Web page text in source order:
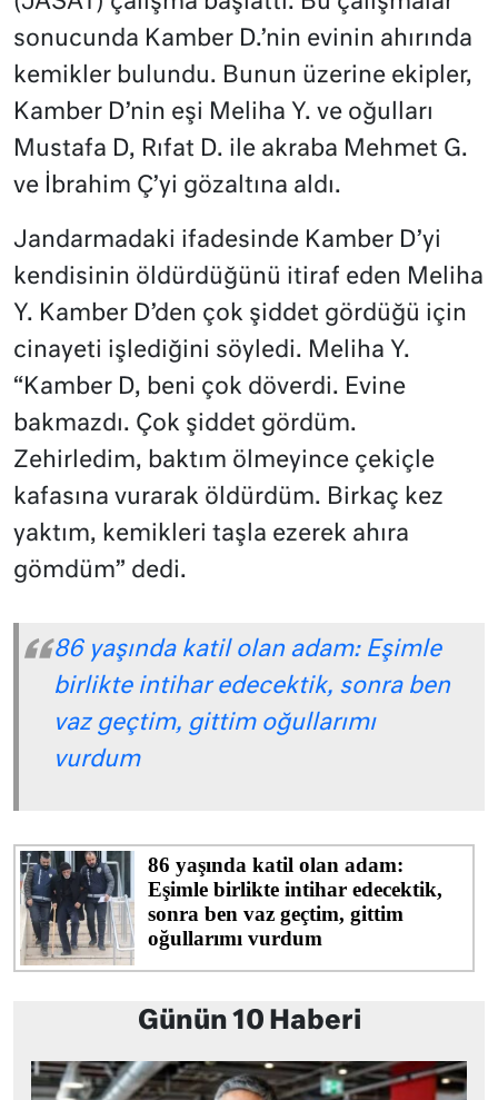
sonucunda Kamber D.’nin evinin ahırında
kemikler bulundu. Bunun üzerine ekipler,
Kamber D’nin eşi Meliha Y. ve oğulları
Mustafa D, Rıfat D. ile akraba Mehmet G.
ve İbrahim Ç’yi gözaltına aldı.
Jandarmadaki ifadesinde Kamber D’yi
kendisinin öldürdüğünü itiraf eden Meliha
Y. Kamber D’den çok şiddet gördüğü için
cinayeti işlediğini söyledi. Meliha Y.
“Kamber D, beni çok döverdi. Evine
bakmazdı. Çok şiddet gördüm.
Zehirledim, baktım ölmeyince çekiçle
kafasına vurarak öldürdüm. Birkaç kez
yaktım, kemikleri taşla ezerek ahıra
gömdüm” dedi.
86 yaşında katil olan adam: Eşimle
birlikte intihar edecektik, sonra ben
vaz geçtim, gittim oğullarımı
vurdum
Günün 10 Haberi